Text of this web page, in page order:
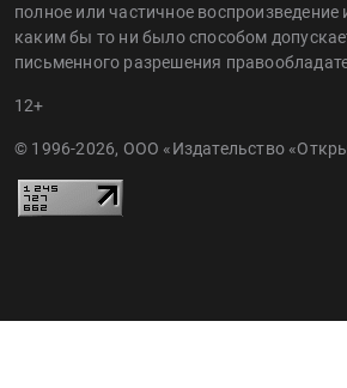
полное или частичное
каким бы то ни было способом
письменного разрешения
12+
© 1996-2026, ООО «Издательство